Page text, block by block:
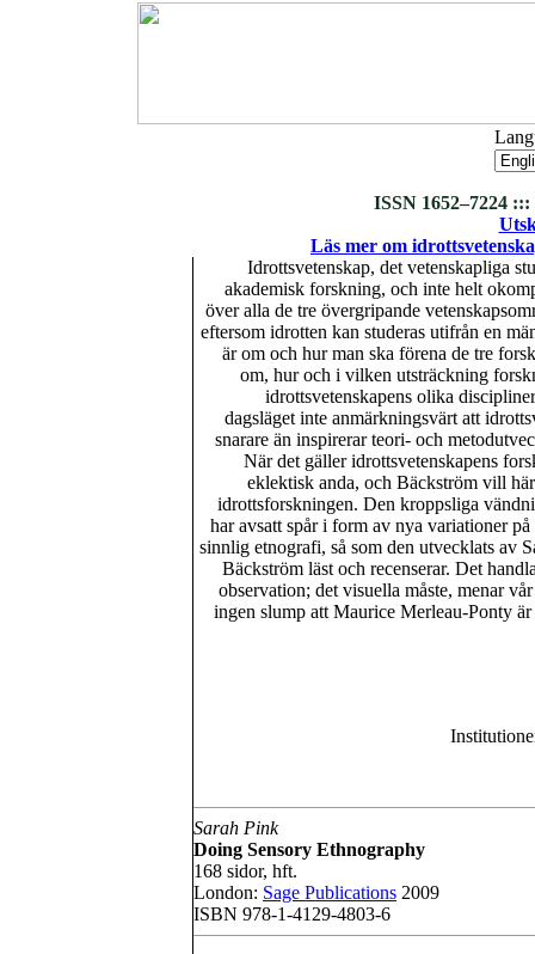
ISSN 1652–7224
Läs mer om
Idrottsvetenskap, det vetenskapliga
akademisk forskning, och inte helt
över alla de tre övergripande
eftersom idrotten kan studeras utifrån en
är om och hur man ska förena de tre
om, hur och i vilken utsträckning
idrottsvetenskapens olika
dagsläget inte anmärkningsvärt att
snarare än inspirerar teori- och
När det gäller idrottsvetenskapens
eklektisk anda, och Bäckström vill
idrottsforskningen. Den kroppsliga
har avsatt spår i form av nya variationer
sinnlig etnografi, så som den utvecklats av
Bäckström läst och recenserar. Det
observation; det visuella måste, menar
ingen slump att Maurice Merleau-Ponty
Sarah Pink
Doing Sensory Ethnography
168 sidor, hft.
London: Sage Publications 2009
ISBN 978-1-4129-4803-6